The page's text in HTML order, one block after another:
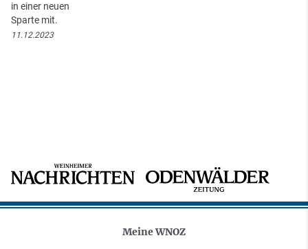
in einer neuen
Sparte mit.
11.12.2023
Meine WNOZ